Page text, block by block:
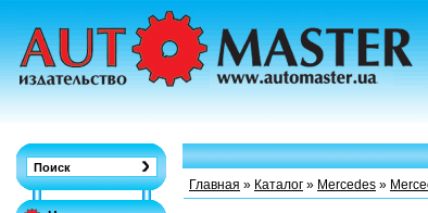
Главная » Каталог » Mercedes »